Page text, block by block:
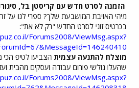
הזמנה לסרט חדש עם קריסטן בל, סיגורני
מיהי האויבת המושבעת שלך? ספרי לנו על זה
בכרטיס זוגי לסרט החדש "רק לא את":
Forums2008/ViewMsg.aspx?
מוצלח להתנעה עצמית הצביעו לטיפ
שהעלו גולשי פורום עבודה ועסקים מהבית
Forums2008/ViewMsg.aspx?